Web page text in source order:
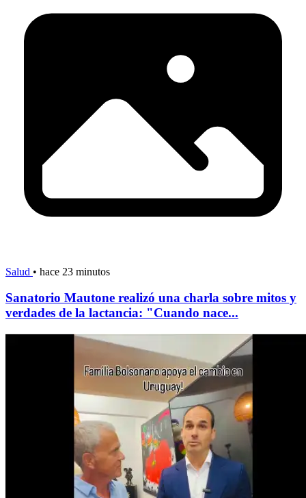
Salud • hace 23 minutos
Sanatorio Mautone realizó una charla sobre mitos y
verdades de la lactancia: "Cuando nace...